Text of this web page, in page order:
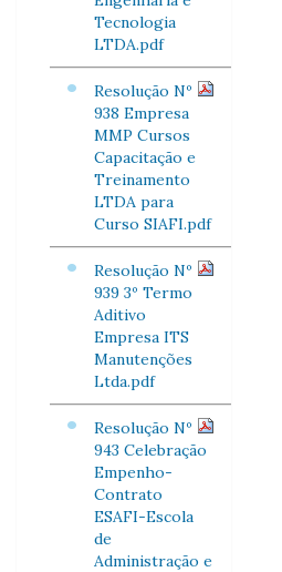
Tecnologia
LTDA.pdf
Resolução Nº
938 Empresa
MMP Cursos
Capacitação e
Treinamento
LTDA para
Curso SIAFI.pdf
Resolução Nº
939 3º Termo
Aditivo
Empresa ITS
Manutenções
Ltda.pdf
Resolução Nº
943 Celebração
Empenho-
Contrato
ESAFI-Escola
de
Administração e